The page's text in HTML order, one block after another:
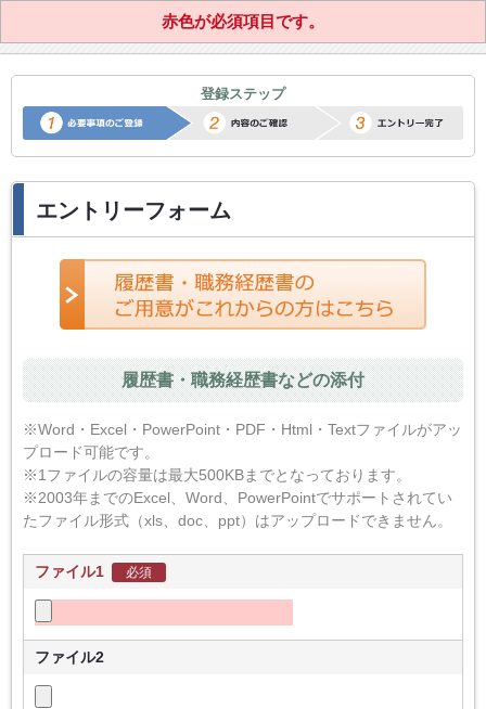
正社員転職サポートエントリー
登録ステップ
エントリーフォーム
履歴書・職務経歴書などの添付
※Word・Excel・PowerPoint・PDF・Html・Textファイルがアッ
プロード可能です。
※1ファイルの容量は最大500KBまでとなっております。
※2003年までのExcel、Word、PowerPointでサポートされてい
たファイル形式（xls、doc、ppt）はアップロードできません。
ファイル1 必須
ファイル2
赤色が必須項目です。